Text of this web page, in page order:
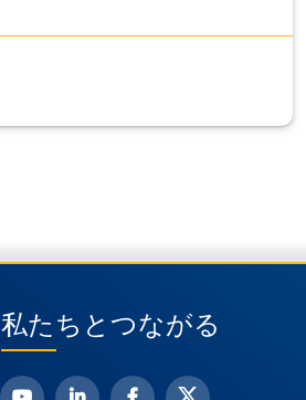
私たちとつながる